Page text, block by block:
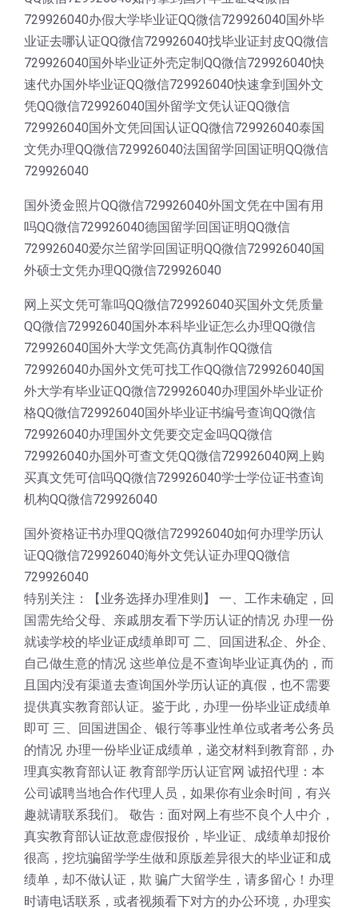
729926040办假大学毕业证QQ微信729926040国外毕
业证去哪认证QQ微信729926040找毕业证封皮QQ微信
729926040国外毕业证外壳定制QQ微信729926040快
速代办国外毕业证QQ微信729926040快速拿到国外文
凭QQ微信729926040国外留学文凭认证QQ微信
729926040国外文凭回国认证QQ微信729926040泰国
文凭办理QQ微信729926040法国留学回国证明QQ微信
729926040
国外烫金照片QQ微信729926040外国文凭在中国有用
吗QQ微信729926040德国留学回国证明QQ微信
729926040爱尔兰留学回国证明QQ微信729926040国
外硕士文凭办理QQ微信729926040
网上买文凭可靠吗QQ微信729926040买国外文凭质量
QQ微信729926040国外本科毕业证怎么办理QQ微信
729926040国外大学文凭高仿真制作QQ微信
729926040办国外文凭可找工作QQ微信729926040国
外大学有毕业证QQ微信729926040办理国外毕业证价
格QQ微信729926040国外毕业证书编号查询QQ微信
729926040办理国外文凭要交定金吗QQ微信
729926040办国外可查文凭QQ微信729926040网上购
买真文凭可信吗QQ微信729926040学士学位证书查询
机构QQ微信729926040
国外资格证书办理QQ微信729926040如何办理学历认
证QQ微信729926040海外文凭认证办理QQ微信
729926040
特别关注：【业务选择办理准则】 一、工作未确定，回
国需先给父母、亲戚朋友看下学历认证的情况 办理一份
就读学校的毕业证成绩单即可 二、回国进私企、外企、
自己做生意的情况 这些单位是不查询毕业证真伪的，而
且国内没有渠道去查询国外学历认证的真假，也不需要
提供真实教育部认证。鉴于此，办理一份毕业证成绩单
即可 三、回国进国企、银行等事业性单位或者考公务员
的情况 办理一份毕业证成绩单，递交材料到教育部，办
理真实教育部认证 教育部学历认证官网 诚招代理：本
公司诚聘当地合作代理人员，如果你有业余时间，有兴
趣就请联系我们。 敬告：面对网上有些不良个人中介，
真实教育部认证故意虚假报价，毕业证、成绩单却报价
很高，挖坑骗留学学生做和原版差异很大的毕业证和成
绩单，却不做认证，欺 骗广大留学生，请多留心！办理
时请电话联系，或者视频看下对方的办公环境，办理实